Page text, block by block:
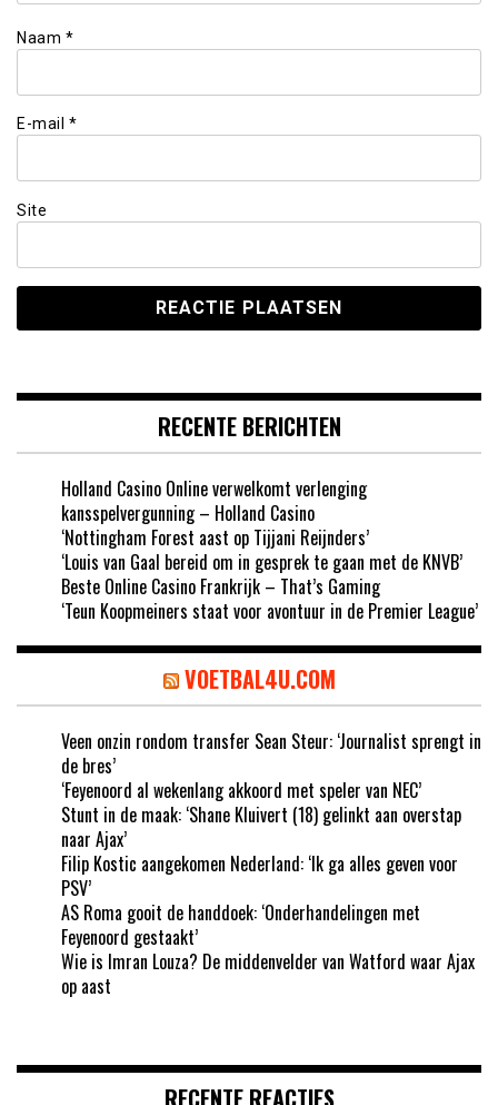
Naam *
E-mail *
Site
RECENTE BERICHTEN
Holland Casino Online verwelkomt verlenging
kansspelvergunning – Holland Casino
‘Nottingham Forest aast op Tijjani Reijnders’
‘Louis van Gaal bereid om in gesprek te gaan met de KNVB’
Beste Online Casino Frankrijk – That’s Gaming
‘Teun Koopmeiners staat voor avontuur in de Premier League’
VOETBAL4U.COM
Veen onzin rondom transfer Sean Steur: ‘Journalist sprengt in
de bres’
‘Feyenoord al wekenlang akkoord met speler van NEC’
Stunt in de maak: ‘Shane Kluivert (18) gelinkt aan overstap
naar Ajax’
Filip Kostic aangekomen Nederland: ‘Ik ga alles geven voor
PSV’
AS Roma gooit de handdoek: ‘Onderhandelingen met
Feyenoord gestaakt’
Wie is Imran Louza? De middenvelder van Watford waar Ajax
op aast
RECENTE REACTIES